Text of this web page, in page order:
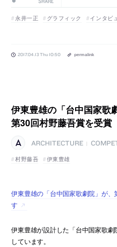
永井一正 グラフィック インタビ
2017.04.13 Thu 10:50 permalink
伊東豊雄の「台中国家歌
第30回村野藤吾賞を受賞
ARCHITECTURE
村野藤吾
伊東豊雄
伊東豊雄の「台中国家歌劇院」が、
す
伊東豊雄が設計した「台中国家歌
しています。